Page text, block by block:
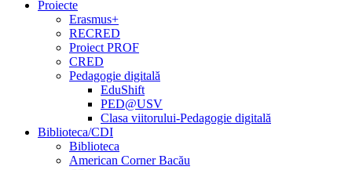
Proiecte
Erasmus+
RECRED
Proiect PROF
CRED
Pedagogie digitală
EduShift
PED@USV
Clasa viitorului-Pedagogie digitală
Biblioteca/CDI
Biblioteca
American Corner Bacău